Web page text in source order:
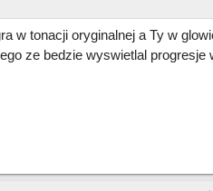
w tonacji oryginalnej a Ty w
ze bedzie wyswietlal progresje